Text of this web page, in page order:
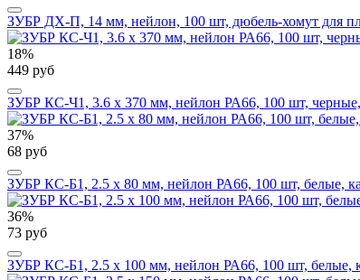
ЗУБР ДХ-П, 14 мм, нейлон, 100 шт, дюбель-хомут для
18%
449 руб
ЗУБР КС-Ч1, 3.6 x 370 мм, нейлон РА66, 100 шт,
37%
68 руб
ЗУБР КС-Б1, 2.5 x 80 мм, нейлон РА66, 100 шт, белые,
36%
73 руб
ЗУБР КС-Б1, 2.5 x 100 мм, нейлон РА66, 100 шт, белые,